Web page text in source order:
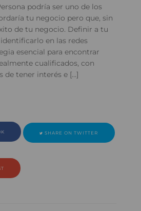
podría ser uno de los
tu negocio pero que, sin
de tu negocio. Definir a tu
en las redes
esencial para encontrar
cualificados, con
de tener interés e […]
SHARE ON TWITTER